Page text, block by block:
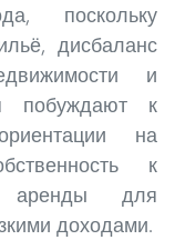
поскольку
дисбаланс
и
побуждают к
на
к
аренды для
доходами.